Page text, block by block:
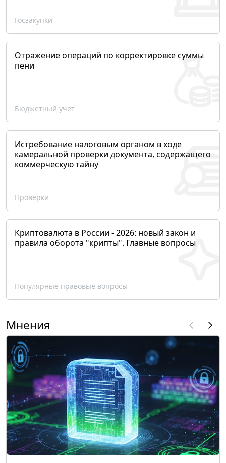
Госзакупки
Отражение операций по корректировке суммы
пени
Бюджетный учет
Истребование налоговым органом в ходе
камеральной проверки документа, содержащего
коммерческую тайну
Проверки
Криптовалюта в России - 2026: новый закон и
правила оборота "крипты". Главные вопросы
Популярные правовые вопросы
Мнения